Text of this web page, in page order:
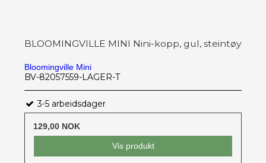
BLOOMINGVILLE MINI Nini-kopp, gul, steintøy
Bloomingville Mini
BV-82057559-LAGER-T
3-5 arbeidsdager
129,00 NOK
Vis produkt